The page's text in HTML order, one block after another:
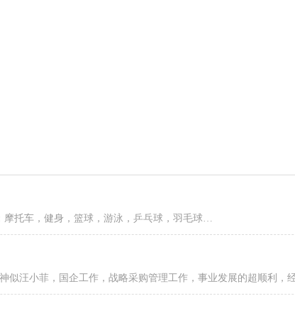
摩托车，健身，篮球，游泳，乒乓球，羽毛球…
似汪小菲，国企工作，战略采购管理工作，事业发展的超顺利，